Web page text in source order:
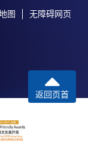
图 无障碍网页
返回页首